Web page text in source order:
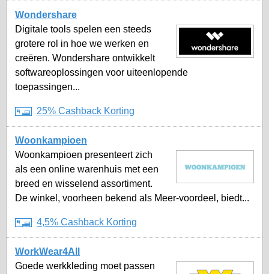
Wondershare
Digitale tools spelen een steeds
grotere rol in hoe we werken en
creëren. Wondershare ontwikkelt
softwareoplossingen voor uiteenlopende
toepassingen...
25% Cashback Korting
Woonkampioen
Woonkampioen presenteert zich
als een online warenhuis met een
breed en wisselend assortiment.
De winkel, voorheen bekend als Meer-voordeel, biedt...
4,5% Cashback Korting
WorkWear4All
Goede werkkleding moet passen